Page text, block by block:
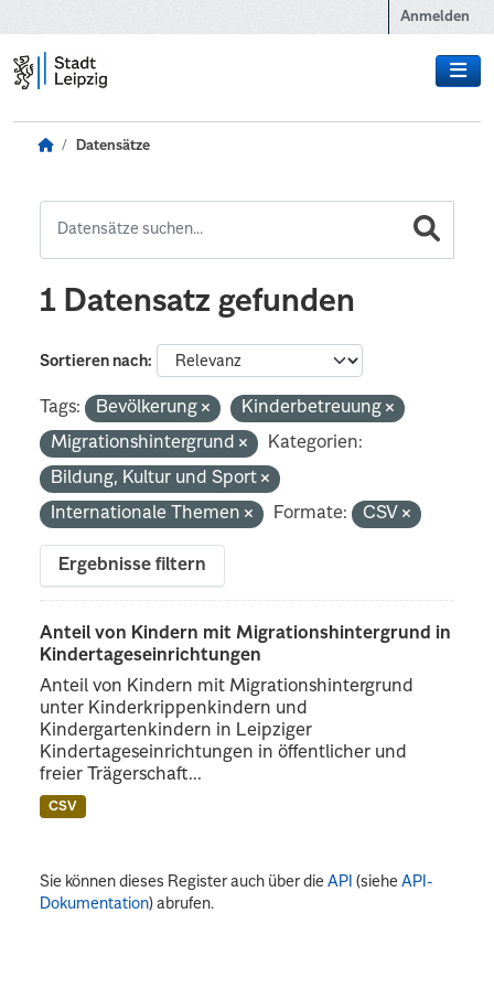
Anmelden
Datensätze
1 Datensatz gefunden
Sortieren nach
Tags: Bevölkerung
Kinderbetreuung
Migrationshintergrund
Kategorien:
Bildung, Kultur und Sport
Internationale Themen
Formate: CSV
Ergebnisse filtern
Anteil von Kindern mit Migrationshintergrund in
Kindertageseinrichtungen
Anteil von Kindern mit Migrationshintergrund
unter Kinderkrippenkindern und
Kindergartenkindern in Leipziger
Kindertageseinrichtungen in öffentlicher und
freier Trägerschaft...
CSV
Sie können dieses Register auch über dieAPI (sieheAPI-
Dokumentation) abrufen.